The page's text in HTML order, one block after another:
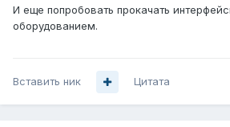
И еще попробовать прокачать
оборудованием.
Вставить ник Цитата